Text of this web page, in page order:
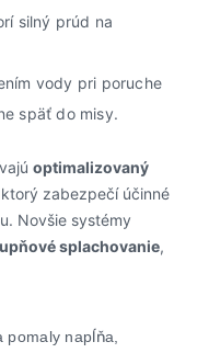
silný prúd na
vody pri poruche
späť do misy.
optimalizovaný
zabezpečí účinné
Novšie systémy
splachovanie,
napĺňa,